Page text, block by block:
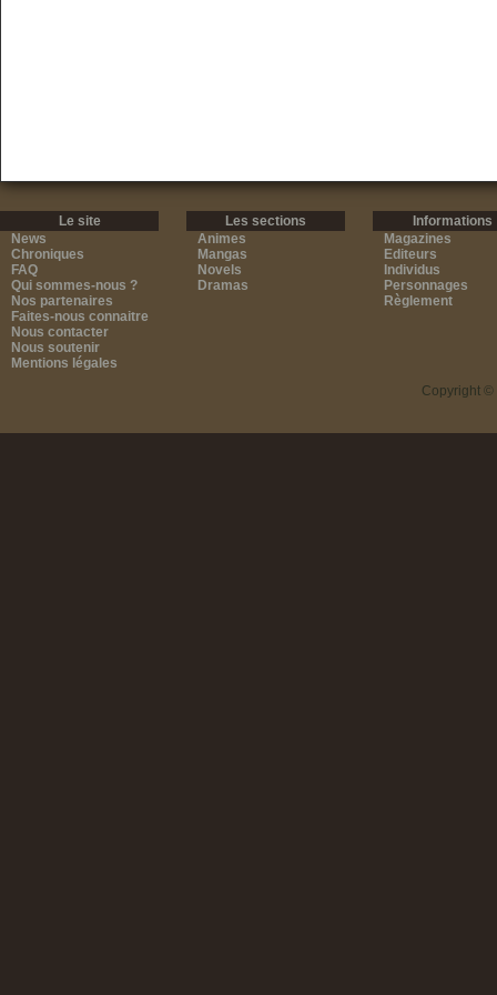
Le site
News
Chroniques
FAQ
Qui sommes-nous ?
Nos partenaires
Faites-nous connaitre
Nous contacter
Nous soutenir
Mentions légales
Les sections
Animes
Mangas
Novels
Dramas
Informations
Magazines
Editeurs
Individus
Personnages
Règlement
Copyright ©